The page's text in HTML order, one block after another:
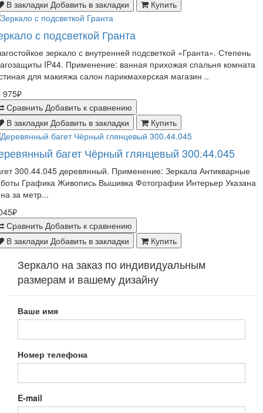
В закладки Добавить в закладки Купить
с подсветкой Гранта
зеркало с внутренней подсветкой «Гранта». Степень
IP44. Применение: ванная прихожая спальня комната
для макияжа салон парикмахерская магазин ..
975₽
Сравнить Добавить к сравнению
В закладки Добавить в закладки Купить
багет Чёрный глянцевый 300.44.045
300.44.045 деревянный. Применение: Зеркала Антикварные
Графика Живопись Вышивка Фотографии Интерьер Указана
за метр...
Сравнить Добавить к сравнению
В закладки Добавить в закладки Купить
Зеркало на заказ по индивидуальным
размерам и вашему дизайну
Ваше имя
Номер телефона
E-mail